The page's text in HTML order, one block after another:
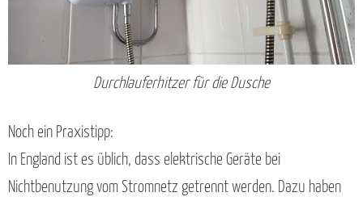
Durchlauferhitzer für die Dusche
Noch ein Praxistipp:
In England ist es üblich, dass elektrische Geräte bei
Nichtbenutzung vom Stromnetz getrennt werden. Dazu haben